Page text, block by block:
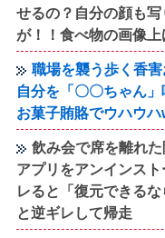
せるの？自分の顔も
が！！食べ物の画像
職場を襲う歩く香
自分を「〇〇ちゃん
お菓子賄賂でウハウハ
飲み会で席を離れ
アプリをアンインス
レると「復元できる
と逆ギレして帰走